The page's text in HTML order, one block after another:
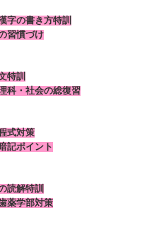
字の書き方特訓
習慣づけ
特訓
科・社会の総復習
式対策
記ポイント
読解特訓
薬学部対策